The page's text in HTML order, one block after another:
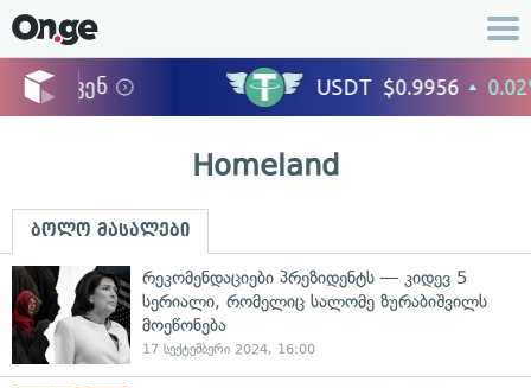
Homeland
ბოლო მასალები
რეკომენდაციები პრეზიდენტს — კიდევ 5
სერიალი, რომელიც სალომე ზურაბიშვილს
მოეწონება
17 სექტემბერი 2024, 16:00